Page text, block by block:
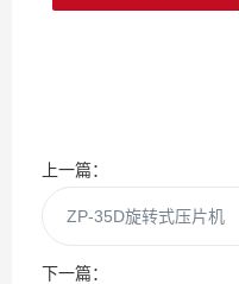
上一篇：
ZP-35D旋转式压片机
下一篇：